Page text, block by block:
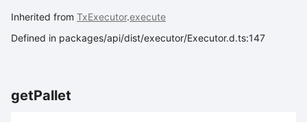
Inherited from TxExecutor.execute
Defined in packages/api/dist/executor/Executor.d.ts:147
getPallet